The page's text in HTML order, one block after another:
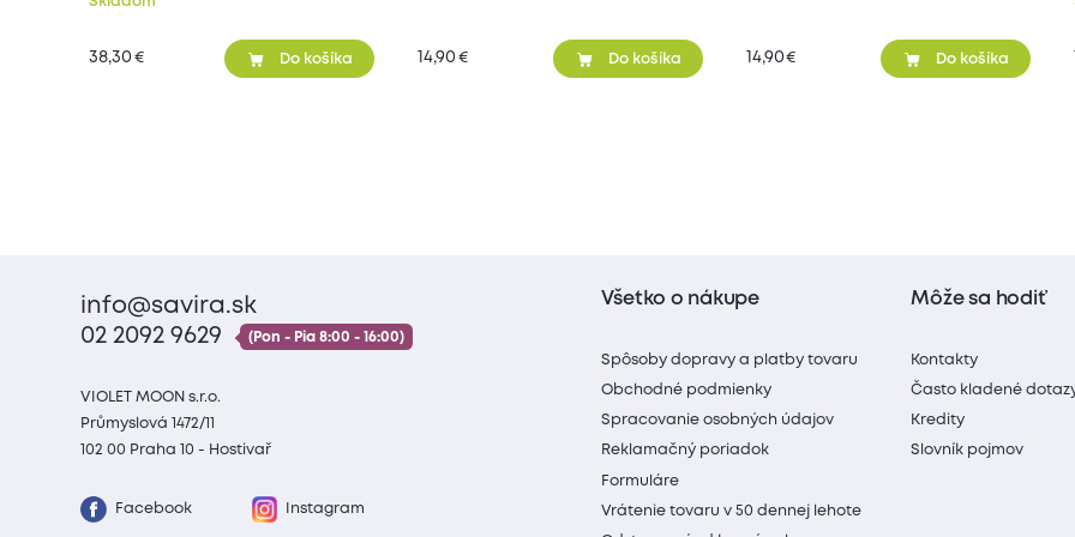
38,30 € Do košíka 14,90 € Do košíka 14,90 € Do košíka
info@savira.sk
02 2092 9629
(Pon - Pia 8:00 - 16:00)
VIOLET MOON s.r.o.
Průmyslová 1472/11
102 00 Praha 10 - Hostivař
Facebook Instagram
Všetko o nákupe
Spôsoby dopravy a platby tovaru
Obchodné podmienky
Spracovanie osobných údajov
Reklamačný poriadok
Formuláre
Vrátenie tovaru v 50 dennej lehote
Môže sa hodiť
Kontakty
Často kladené
Kredity
Slovník pojmov